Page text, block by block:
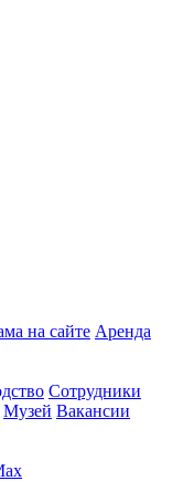
на сайте Аренда
Сотрудники
Музей Вакансии